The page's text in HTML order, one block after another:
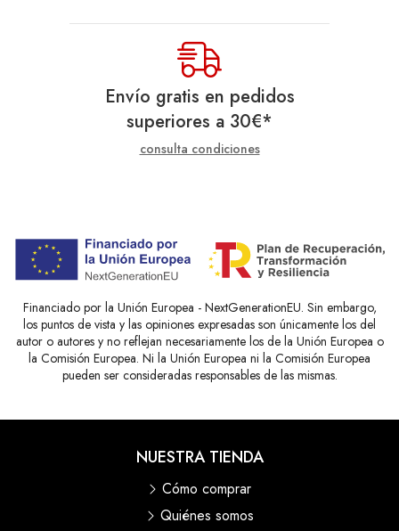
Envío gratis en pedidos
superiores a 30€*
consulta condiciones
Financiado por la Unión Europea - NextGenerationEU. Sin embargo,
los puntos de vista y las opiniones expresadas son únicamente los del
autor o autores y no reflejan necesariamente los de la Unión Europea o
la Comisión Europea. Ni la Unión Europea ni la Comisión Europea
pueden ser consideradas responsables de las mismas.
NUESTRA TIENDA
Cómo comprar
Quiénes somos